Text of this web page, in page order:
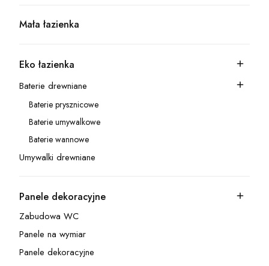
Kategoria - Mała łazienka
Mała łazienka
Kategoria - Eko łazienka
Eko łazienka
Kategoria - Baterie drewniane
Baterie drewniane
Kategoria - Baterie prysznicowe
Baterie prysznicowe
Kategoria - Baterie umywalkowe
Baterie umywalkowe
Kategoria - Baterie wannowe
Baterie wannowe
Kategoria - Umywalki drewniane
Umywalki drewniane
Kategoria - Panele dekoracyjne
Panele dekoracyjne
Kategoria - Zabudowa WC
Zabudowa WC
Kategoria - Panele na wymiar
Panele na wymiar
Kategoria - Panele dekoracyjne
Panele dekoracyjne